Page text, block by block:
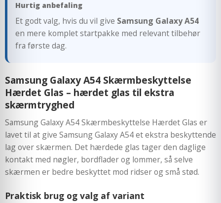
Hurtig anbefaling
Et godt valg, hvis du vil give Samsung Galaxy A54
en mere komplet startpakke med relevant tilbehør
fra første dag.
Samsung Galaxy A54 Skærmbeskyttelse
Hærdet Glas – hærdet glas til ekstra
skærmtryghed
Samsung Galaxy A54 Skærmbeskyttelse Hærdet Glas er
lavet til at give Samsung Galaxy A54 et ekstra beskyttende
lag over skærmen. Det hærdede glas tager den daglige
kontakt med nøgler, bordflader og lommer, så selve
skærmen er bedre beskyttet mod ridser og små stød.
Praktisk brug og valg af variant